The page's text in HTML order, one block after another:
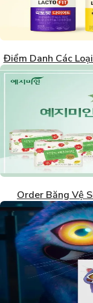
Điểm Danh Các
Order Băng Vệ